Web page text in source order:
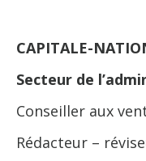
CAPITALE-
Secteur de
Conseiller aux
Rédacteur –